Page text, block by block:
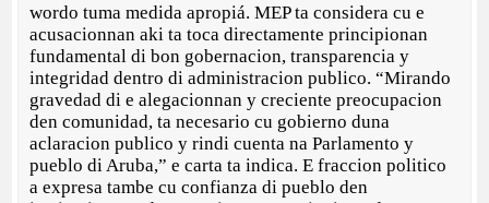
wordo tuma medida apropiá. MEP ta considera cu e
acusacionnan aki ta toca directamente principionan
fundamental di bon gobernacion, transparencia y
integridad dentro di administracion publico. “Mirando
gravedad di e alegacionnan y creciente preocupacion
den comunidad, ta necesario cu gobierno duna
aclaracion publico y rindi cuenta na Parlamento y
pueblo di Aruba,” e carta ta indica. E fraccion politico
a expresa tambe cu confianza di pueblo den